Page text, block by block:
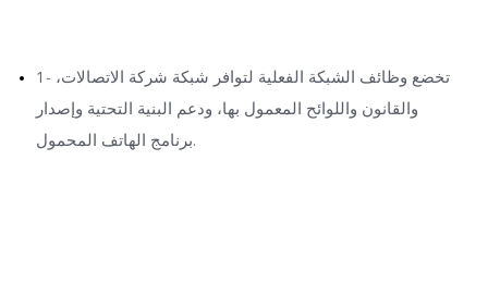
1- تخضع وظائف الشبكة الفعلية لتوافر شبكة شركة الاتصالات،
والقانون واللوائح المعمول بها، ودعم البنية التحتية وإصدار
برنامج الهاتف المحمول.